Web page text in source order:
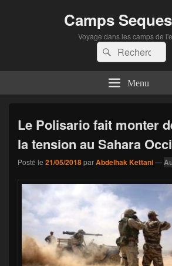
Camps
Voyage dans les camps de
Recherche :
Rechercher
Menu
Le Polisario fait monter
la tension au Sahara
Posté le 21/05/2018parAbdelhak Kettani—